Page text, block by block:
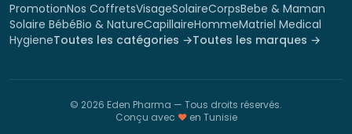
PromotionNos CoffretsVisageSolaireCorpsBebe & Maman
Solaire BébéBio & NatureCapillaireHommeMatriel Medical
HygieneToutes les catégories →Toutes les marques →
© 2026 Eden Pharma — Tous droits réservés.
Conçu avec ♥en Tunisie